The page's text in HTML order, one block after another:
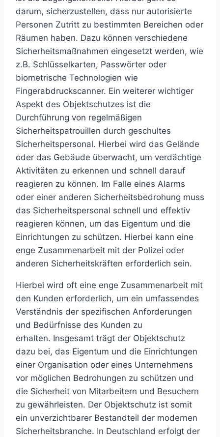
darum, sicherzustellen, dass nur autorisierte
Personen Zutritt zu bestimmten Bereichen oder
Räumen haben. Dazu können verschiedene
Sicherheitsmaßnahmen eingesetzt werden, wie
z.B. Schlüsselkarten, Passwörter oder
biometrische Technologien wie
Fingerabdruckscanner. Ein weiterer wichtiger
Aspekt des Objektschutzes ist die
Durchführung von regelmäßigen
Sicherheitspatrouillen durch geschultes
Sicherheitspersonal. Hierbei wird das Gelände
oder das Gebäude überwacht, um verdächtige
Aktivitäten zu erkennen und schnell darauf
reagieren zu können. Im Falle eines Alarms
oder einer anderen Sicherheitsbedrohung muss
das Sicherheitspersonal schnell und effektiv
reagieren können, um das Eigentum und die
Einrichtungen zu schützen. Hierbei kann eine
enge Zusammenarbeit mit der Polizei oder
anderen Sicherheitskräften erforderlich sein.
Hierbei wird oft eine enge Zusammenarbeit mit
den Kunden erforderlich, um ein umfassendes
Verständnis der spezifischen Anforderungen
und Bedürfnisse des Kunden zu
erhalten. Insgesamt trägt der Objektschutz
dazu bei, das Eigentum und die Einrichtungen
einer Organisation oder eines Unternehmens
vor möglichen Bedrohungen zu schützen und
die Sicherheit von Mitarbeitern und Besuchern
zu gewährleisten. Der Objektschutz ist somit
ein unverzichtbarer Bestandteil der modernen
Sicherheitsbranche. In Deutschland erfolgt der